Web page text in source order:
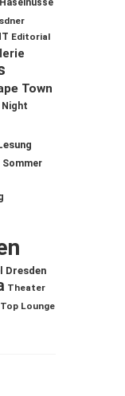
Editorial
Town
Night
Sommer
Dresden
Theater
Top Lounge